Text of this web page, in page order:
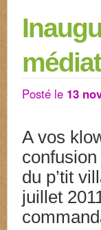
Posté le 13
A vos
du p’tit
juillet